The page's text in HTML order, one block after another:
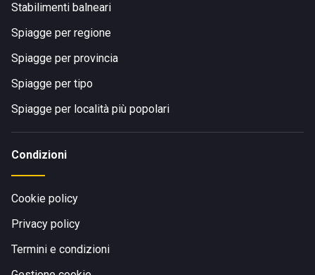
Stabilimenti balneari
Spiagge per regione
Spiagge per provincia
Spiagge per tipo
Spiagge per località più popolari
Condizioni
Cookie policy
Privacy policy
Termini e condizioni